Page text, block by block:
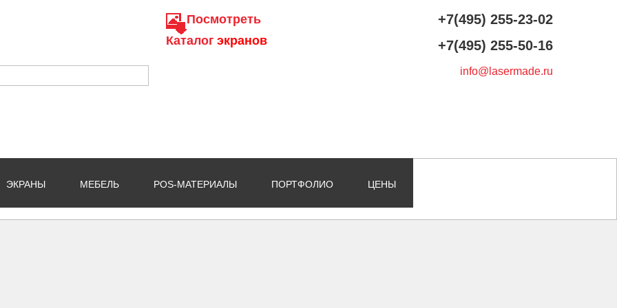
Посмотреть
Каталог экранов
+7(495) 255-23-02
+7(495) 255-50-16
info@lasermade.ru
ЭКРАНЫ МЕБЕЛЬ POS-МАТЕРИАЛЫ ПОРТФОЛИО ЦЕНЫ